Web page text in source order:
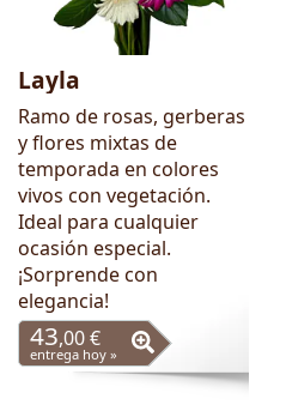
Layla
Ramo de rosas, gerberas
y flores mixtas de
temporada en colores
vivos con vegetación.
Ideal para cualquier
ocasión especial.
¡Sorprende con
elegancia!
43,00 €
entrega hoy »